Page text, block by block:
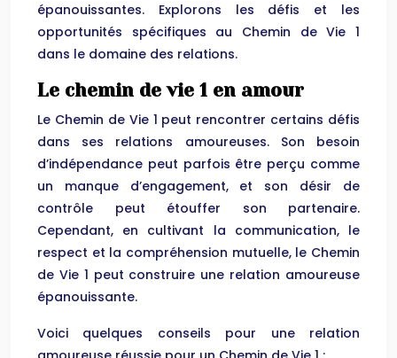
épanouissantes. Explorons les défis et les
opportunités spécifiques au Chemin de Vie 1
dans le domaine des relations.
Le chemin de vie 1 en amour
Le Chemin de Vie 1 peut rencontrer certains défis
dans ses relations amoureuses. Son besoin
d’indépendance peut parfois être perçu comme
un manque d’engagement, et son désir de
contrôle peut étouffer son partenaire.
Cependant, en cultivant la communication, le
respect et la compréhension mutuelle, le Chemin
de Vie 1 peut construire une relation amoureuse
épanouissante.
Voici quelques conseils pour une relation